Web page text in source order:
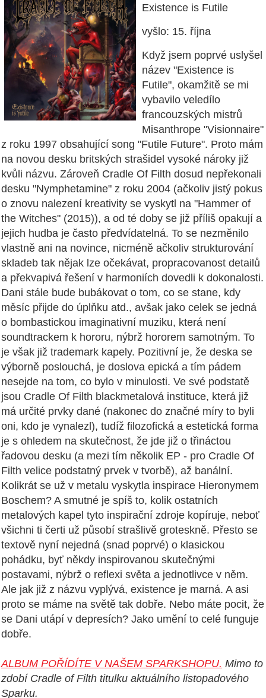
Existence is Futile
vyšlo: 15. října
Když jsem poprvé uslyšel
název "Existence is
Futile", okamžitě se mi
vybavilo veledílo
francouzských mistrů
Misanthrope "Visionnaire"
z roku 1997 obsahující song "Futile Future". Proto mám
na novou desku britských strašidel vysoké nároky již
kvůli názvu. Zároveň Cradle Of Filth dosud nepřekonali
desku "Nymphetamine" z roku 2004 (ačkoliv jistý pokus
o znovu nalezení kreativity se vyskytl na "Hammer of
the Witches" (2015)), a od té doby se již příliš opakují a
jejich hudba je často předvídatelná. To se nezměnilo
vlastně ani na novince, nicméně ačkoliv strukturování
skladeb tak nějak lze očekávat, propracovanost detailů
a překvapivá řešení v harmoniích dovedli k dokonalosti.
Dani stále bude bubákovat o tom, co se stane, kdy
měsíc přijde do úplňku atd., avšak jako celek se jedná
o bombastickou imaginativní muziku, která není
soundtrackem k hororu, nýbrž hororem samotným. To
je však již trademark kapely. Pozitivní je, že deska se
výborně poslouchá, je doslova epická a tím pádem
nesejde na tom, co bylo v minulosti. Ve své podstatě
jsou Cradle Of Filth blackmetalová instituce, která již
má určité prvky dané (nakonec do značné míry to byli
oni, kdo je vynalezl), tudíž filozofická a estetická forma
je s ohledem na skutečnost, že jde již o třináctou
řadovou desku (a mezi tím několik EP - pro Cradle Of
Filth velice podstatný prvek v tvorbě), až banální.
Kolikrát se už v metalu vyskytla inspirace Hieronymem
Boschem? A smutné je spíš to, kolik ostatních
metalových kapel tyto inspirační zdroje kopíruje, neboť
všichni ti čerti už působí strašlivě groteskně. Přesto se
textově nyní nejedná (snad poprvé) o klasickou
pohádku, byť někdy inspirovanou skutečnými
postavami, nýbrž o reflexi světa a jednotlivce v něm.
Ale jak již z názvu vyplývá, existence je marná. A asi
proto se máme na světě tak dobře. Nebo máte pocit, že
se Dani utápí v depresích? Jako umění to celé funguje
dobře.
ALBUM POŘÍDÍTE V NAŠEM SPARKSHOPU. Mimo to
zdobí Cradle of Filth titulku aktuálního listopadového
Sparku.